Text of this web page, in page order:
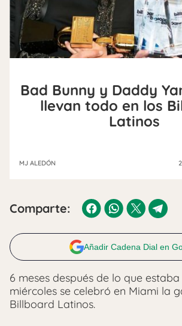
Bad Bunny y Daddy
llevan todo en los
Latinos
MJ ALEDÓN
Comparte:
Añadir Cadena Dial en
6 meses después de lo que
miércoles se celebró en Miami la
Billboard Latinos.